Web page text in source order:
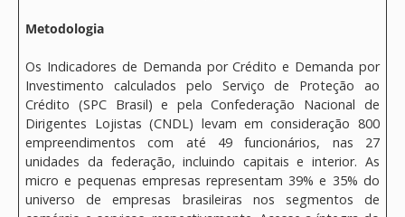
Metodologia
Os Indicadores de Demanda por Crédito e Demanda por
Investimento calculados pelo Serviço de Proteção ao
Crédito (SPC Brasil) e pela Confederação Nacional de
Dirigentes Lojistas (CNDL) levam em consideração 800
empreendimentos com até 49 funcionários, nas 27
unidades da federação, incluindo capitais e interior. As
micro e pequenas empresas representam 39% e 35% do
universo de empresas brasileiras nos segmentos de